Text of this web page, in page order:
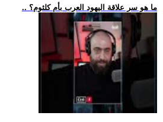
.. ما هو سر علاقة اليهود العرب بأم كلثوم؟